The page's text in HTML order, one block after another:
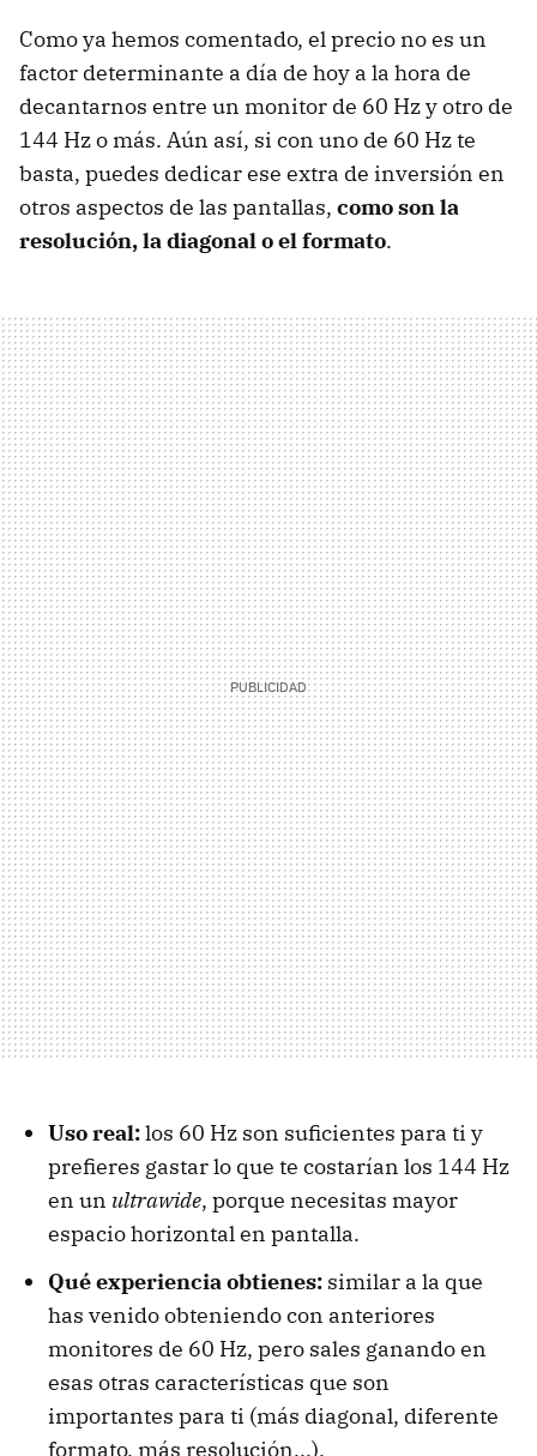
Como ya hemos comentado, el precio no es un
factor determinante a día de hoy a la hora de
decantarnos entre un monitor de 60 Hz y otro de
144 Hz o más. Aún así, si con uno de 60 Hz te
basta, puedes dedicar ese extra de inversión en
otros aspectos de las pantallas, como son la
resolución, la diagonal o el formato.
Uso real:los 60 Hz son suficientes para ti y
prefieres gastar lo que te costarían los 144 Hz
en un ultrawide, porque necesitas mayor
espacio horizontal en pantalla.
Qué experiencia obtienes: similar a la que
has venido obteniendo con anteriores
monitores de 60 Hz, pero sales ganando en
esas otras características que son
importantes para ti (más diagonal, diferente
formato, más resolución...).